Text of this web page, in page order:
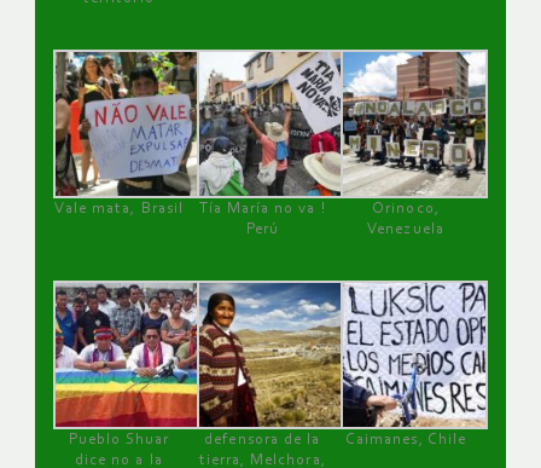
Vale mata, Brasil
Tía María no va !
Perú
Orinoco,
Venezuela
Pueblo Shuar
dice no a la
defensora de la
tierra, Melchora,
Caimanes, Chile